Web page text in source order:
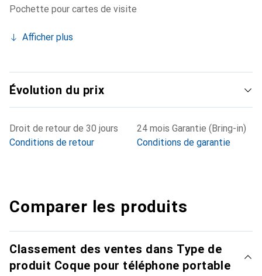
Pochette pour cartes de visite
Afficher plus
Évolution du prix
Droit de retour de 30 jours
Conditions de retour
24 mois Garantie (Bring-in)
Conditions de garantie
Comparer les produits
Classement des ventes dans Type de
produit Coque pour téléphone portable